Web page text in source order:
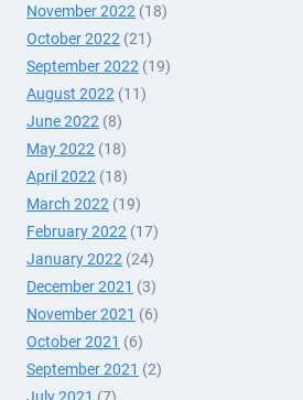
November 2022 (18)
October 2022 (21)
September 2022 (19)
August 2022 (11)
June 2022 (8)
May 2022 (18)
April 2022 (18)
March 2022 (19)
February 2022 (17)
January 2022 (24)
December 2021 (3)
November 2021 (6)
October 2021 (6)
September 2021 (2)